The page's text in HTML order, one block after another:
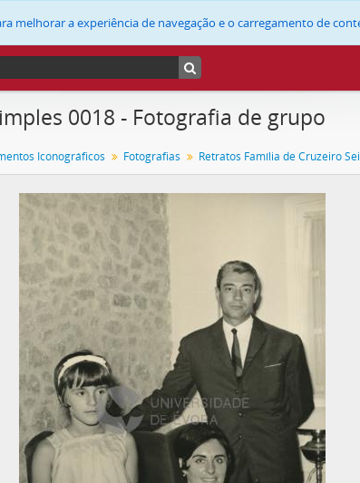
melhorar a experiência de navegação e o carregamento de
0018 - Fotografia de grupo
Iconográficos Fotografias Retratos Família de Cruzeiro